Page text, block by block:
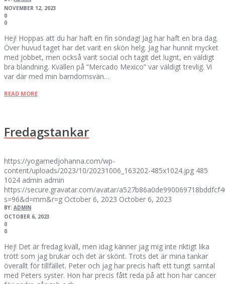
NOVEMBER 12, 2023
0
0
Hej! Hoppas att du har haft en fin söndag! Jag har haft en bra dag.
Över huvud taget har det varit en skön helg. Jag har hunnit mycket
med jobbet, men också varit social och tagit det lugnt, en väldigt
bra blandning. Kvällen på “Mercado Mexico” var väldigt trevlig. Vi
var där med min barndomsvän…
READ MORE
Fredagstankar
https://yogamedjohanna.com/wp-
content/uploads/2023/10/20231006_163202-485x1024.jpg 485
1024 admin admin
https://secure.gravatar.com/avatar/
s=96&d=mm&r=g October 6, 2023 October 6, 2023
BY: ADMIN
OCTOBER 6, 2023
0
0
Hej! Det är fredag kväll, men idag känner jag mig inte riktigt lika
trött som jag brukar och det är skönt. Trots det är mina tankar
överallt för tillfället. Peter och jag har precis haft ett tungt samtal
med Peters syster. Hon har precis fått reda på att hon har cancer